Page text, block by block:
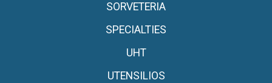
SORVETERIA
SPECIALTIES
UHT
UTENSILIOS